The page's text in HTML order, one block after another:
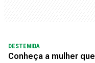
DESTEMIDA
Conheça a mulher